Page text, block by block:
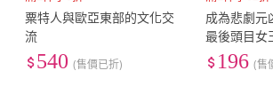
粟特人與歐亞東部的文化交
流
540 (售價已折)
成為悲劇元
最後頭目女
奉獻（６）
196 (售